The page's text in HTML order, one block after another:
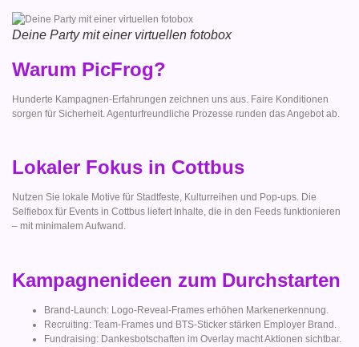
Deine Party mit einer virtuellen fotobox
Warum PicFrog?
Hunderte Kampagnen-Erfahrungen zeichnen uns aus. Faire Konditionen
sorgen für Sicherheit. Agenturfreundliche Prozesse runden das Angebot ab.
Lokaler Fokus in Cottbus
Nutzen Sie lokale Motive für Stadtfeste, Kulturreihen und Pop-ups. Die
Selfiebox für Events in Cottbus liefert Inhalte, die in den Feeds funktionieren
– mit minimalem Aufwand.
Kampagnenideen zum Durchstarten
Brand-Launch: Logo-Reveal-Frames erhöhen Markenerkennung.
Recruiting: Team-Frames und BTS-Sticker stärken Employer Brand.
Fundraising: Dankesbotschaften im Overlay macht Aktionen sichtbar.